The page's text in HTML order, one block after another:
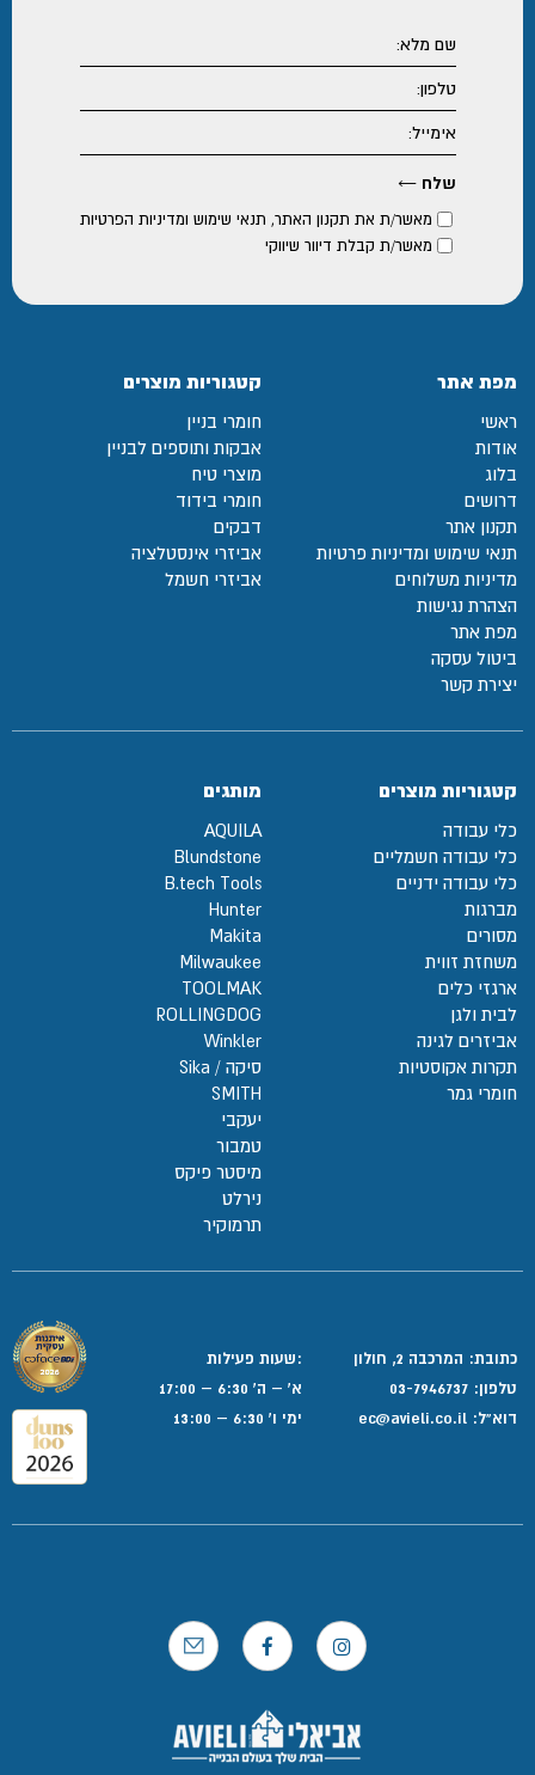
מאשר/ת את תקנון האתר, תנאי שימוש ומדיניות הפרטיות
מאשר/ת קבלת דיוור שיווקי
מפת אתר
ראשי
אודות
בלוג
דרושים
תקנון אתר
תנאי שימוש ומדיניות פרטיות
מדיניות משלוחים
הצהרת נגישות
מפת אתר
ביטול עסקה
יצירת קשר
קטגוריות מוצרים
חומרי בניין
אבקות ותוספים לבניין
מוצרי טיח
חומרי בידוד
דבקים
אביזרי אינסטלציה
אביזרי חשמל
קטגוריות מוצרים
כלי עבודה
כלי עבודה חשמליים
כלי עבודה ידניים
מברגות
מסורים
משחזת זווית
ארגזי כלים
לבית ולגן
אביזרים לגינה
תקרות אקוסטיות
חומרי גמר
מותגים
AQUILA
Blundstone
B.tech Tools
Hunter
Makita
Milwaukee
TOOLMAK
ROLLINGDOG
Winkler
סיקה / Sika
SMITH
יעקבי
טמבור
מיסטר פיקס
נירלט
תרמוקיר
כתובת: המרכבה 2, חולון
טלפון: 03-7946737
דוא”ל:
:שעות פעילות
א' – ה' 6:30 – 17:00
ימי ו' 6:30 – 13:00